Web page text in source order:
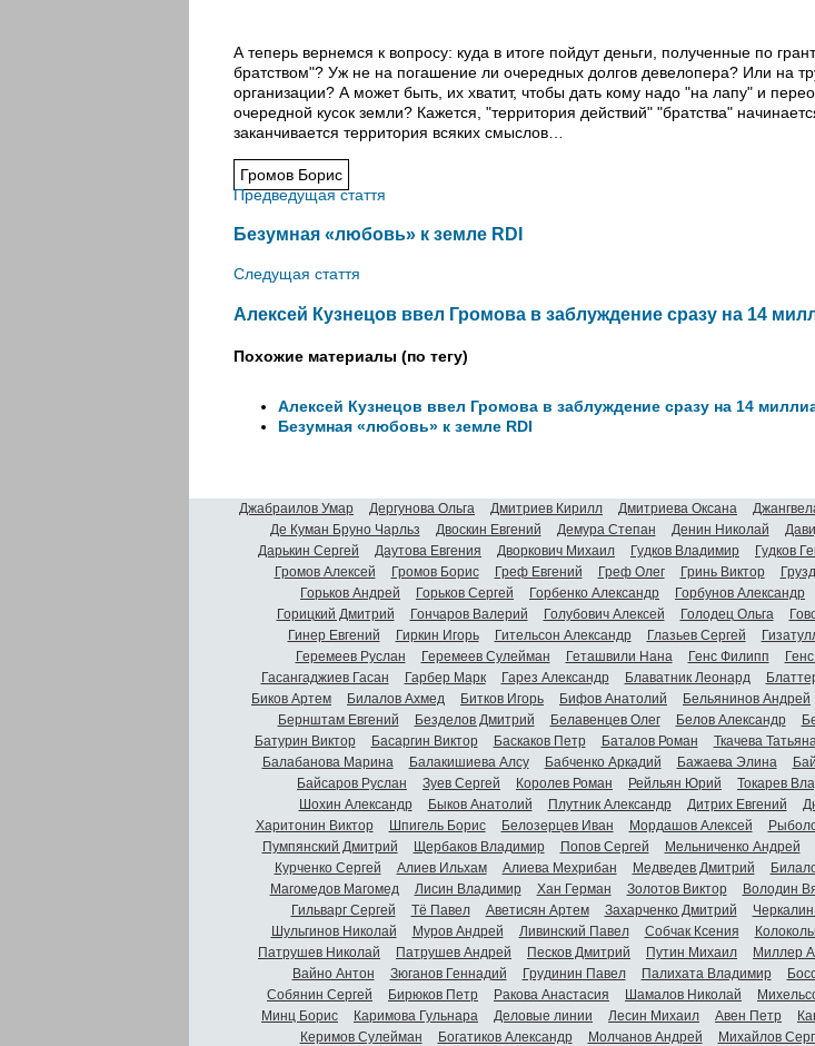
А теперь вернемся к вопросу: куда в итоге пойдут деньги, полученные по
братством"? Уж не на погашение ли очередных долгов девелопера? Или на
организации? А может быть, их хватит, чтобы дать кому надо "на лапу" и
очередной кусок земли? Кажется, "территория действий" "братства"
заканчивается территория всяких смыслов…
Громов Борис
Предведущая стаття
Безумная «любовь» к земле RDI
Следущая стаття
Алексей Кузнецов ввел Громова в заблуждение сразу на 14
Похожие материалы (по тегу)
Алексей Кузнецов ввел Громова в заблуждение сразу на 14
Безумная «любовь» к земле RDI
Джабраилов Умар Дергунова Ольга Дмитриев Кирилл Дмитриева Оксана
Де Куман Бруно Чарльз
Двоскин Евгений Демура Степан Денин Николай
Дарькин Сергей
Даутова Евгения Дворкович Михаил Гудков Владимир Гудков
Громов Алексей
Громов Борис Греф Евгений Греф Олег Гринь Виктор
Горьков Андрей
Горьков Сергей Горбенко Александр Горбунов Александр
Горицкий Дмитрий
Гончаров Валерий Голубович Алексей Голодец Ольга
Гинер Евгений
Гиркин Игорь Гительсон Александр Глазьев Сергей
Геремеев Руслан
Геремеев Сулейман Геташвили Нана Генс Филипп
Гасангаджиев Гасан
Гарбер Марк Гарез Александр Блаватник Леонард
Биков Артем
Билалов Ахмед Битков Игорь Бифов Анатолий Бельянинов Андрей
Бернштам Евгений
Безделов Дмитрий Белавенцев Олег Белов Александр
Батурин Виктор
Басаргин Виктор Баскаков Петр Баталов Роман Ткачева
Балабанова Марина
Балакишиева Алсу Бабченко Аркадий Бажаева Элина
Байсаров Руслан
Зуев Сергей Королев Роман Рейльян Юрий Токарев
Шохин Александр
Быков Анатолий Плутник Александр Дитрих Евгений
Харитонин Виктор
Шпигель Борис Белозерцев Иван Мордашов Алексей
Пумпянский Дмитрий
Щербаков Владимир Попов Сергей Мельниченко Андрей
Курченко Сергей
Алиев Ильхам Алиева Мехрибан Медведев Дмитрий
Магомедов Магомед
Лисин Владимир Хан Герман Золотов Виктор Володин
Гильварг Сергей
Тё Павел Аветисян Артем Захарченко Дмитрий
Шульгинов Николай
Муров Андрей Ливинский Павел Собчак Ксения
Патрушев Николай
Патрушев Андрей Песков Дмитрий Путин Михаил Миллер
Вайно Антон
Зюганов Геннадий Грудинин Павел Палихата Владимир
Собянин Сергей
Бирюков Петр Ракова Анастасия Шамалов Николай
Минц Борис
Каримова Гульнара Деловые линии Лесин Михаил Авен Петр
Керимов Сулейман
Богатиков Александр Молчанов Андрей Михайлов